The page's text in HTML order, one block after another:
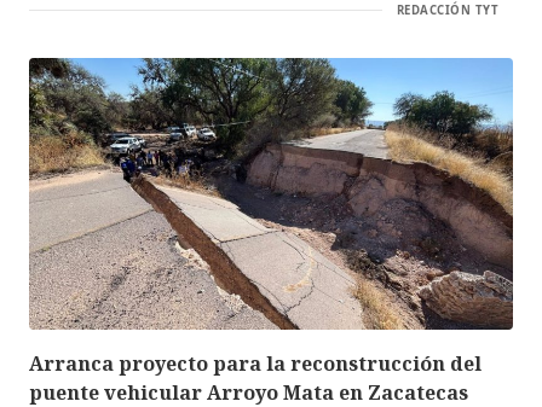
REDACCIÓN TYT
Arranca proyecto para la reconstrucción del
puente vehicular Arroyo Mata en Zacatecas